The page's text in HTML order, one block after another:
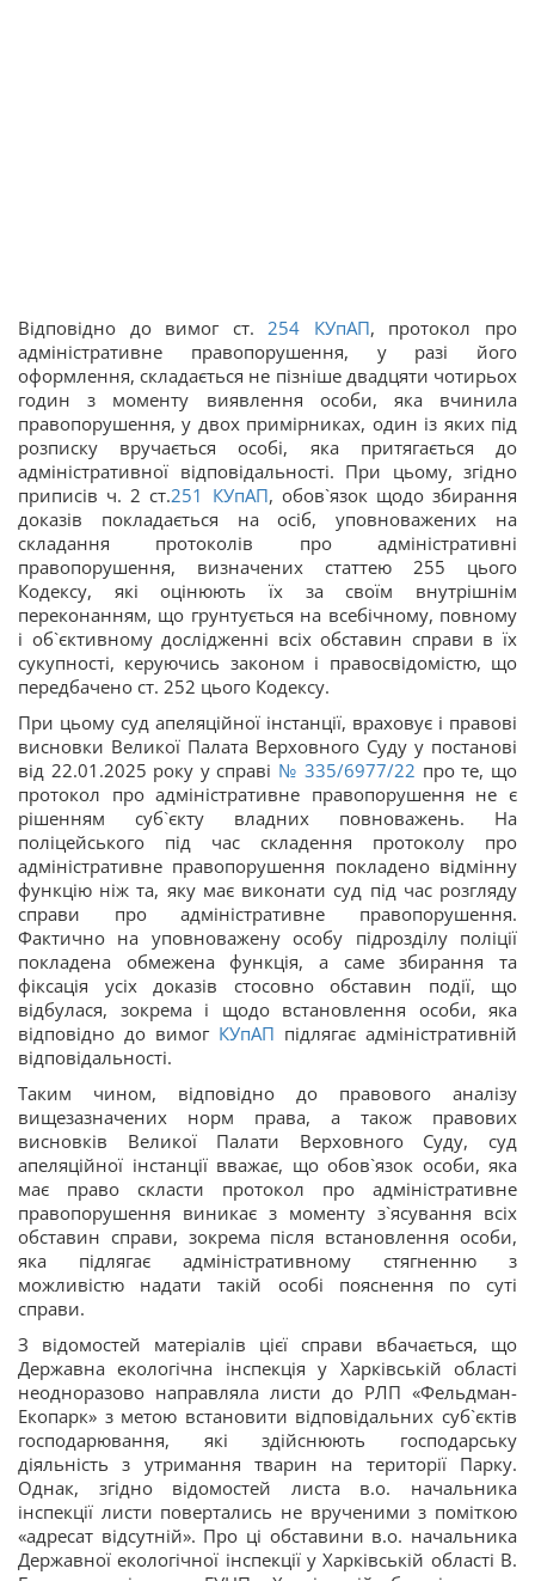
Відповідно до вимог ст. 254 КУпАП, протокол про
адміністративне правопорушення, у разі його
оформлення, складається не пізніше двадцяти чотирьох
годин з моменту виявлення особи, яка вчинила
правопорушення, у двох примірниках, один із яких під
розписку вручається особі, яка притягається до
адміністративної відповідальності. При цьому, згідно
приписів ч. 2 ст.251 КУпАП, обов`язок щодо збирання
доказів покладається на осіб, уповноважених на
складання протоколів про адміністративні
правопорушення, визначених статтею 255 цього
Кодексу, які оцінюють їх за своїм внутрішнім
переконанням, що грунтується на всебічному, повному
і об`єктивному дослідженні всіх обставин справи в їх
сукупності, керуючись законом і правосвідомістю, що
передбачено ст. 252 цього Кодексу.
При цьому суд апеляційної інстанції, враховує і правові
висновки Великої Палата Верховного Суду у постанові
від 22.01.2025 року у справі № 335/6977/22 про те, що
протокол про адміністративне правопорушення не є
рішенням суб`єкту владних повноважень. На
поліцейського під час складення протоколу про
адміністративне правопорушення покладено відмінну
функцію ніж та, яку має виконати суд під час розгляду
справи про адміністративне правопорушення.
Фактично на уповноважену особу підрозділу поліції
покладена обмежена функція, а саме збирання та
фіксація усіх доказів стосовно обставин події, що
відбулася, зокрема і щодо встановлення особи, яка
відповідно до вимог КУпАП підлягає адміністративній
відповідальності.
Таким чином, відповідно до правового аналізу
вищезазначених норм права, а також правових
висновків Великої Палати Верховного Суду, суд
апеляційної інстанції вважає, що обов`язок особи, яка
має право скласти протокол про адміністративне
правопорушення виникає з моменту з`ясування всіх
обставин справи, зокрема після встановлення особи,
яка підлягає адміністративному стягненню з
можливістю надати такій особі пояснення по суті
справи.
З відомостей матеріалів цієї справи вбачається, що
Державна екологічна інспекція у Харківській області
неодноразово направляла листи до РЛП «Фельдман-
Екопарк» з метою встановити відповідальних суб`єктів
господарювання, які здійснюють господарську
діяльність з утримання тварин на території Парку.
Однак, згідно відомостей листа в.о. начальника
інспекції листи повертались не врученими з поміткою
«адресат відсутній». Про ці обставини в.о. начальника
Державної екологічної інспекції у Харківській області В.